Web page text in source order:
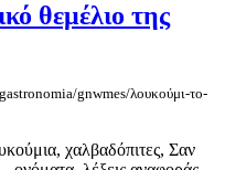
θεμέλιο της
gnwmes/λουκούμι-το-
χαλβαδόπιτες, Σαν